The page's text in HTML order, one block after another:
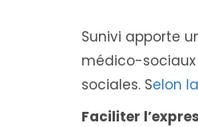
Sunivi apporte
médico-
sociales. Selon la
Faciliter